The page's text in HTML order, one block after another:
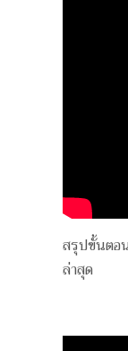
สรุปขั้นตอ
ล่าสุด